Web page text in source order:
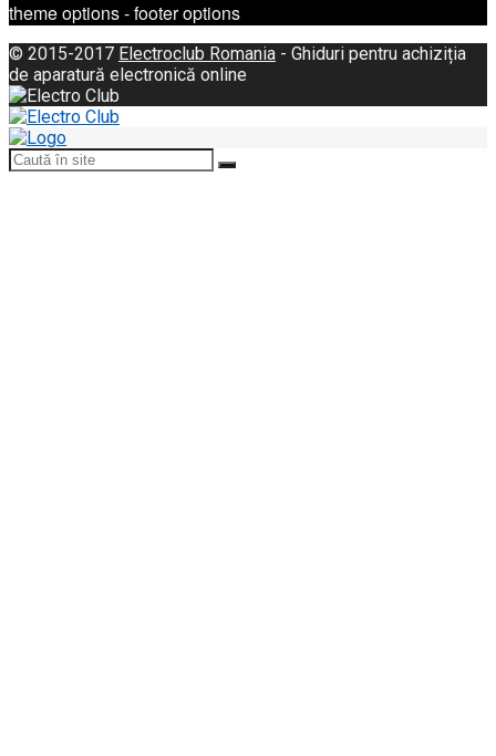
theme options - footer options
© 2015-2017 Electroclub Romania - Ghiduri pentru achiziția
de aparatură electronică online